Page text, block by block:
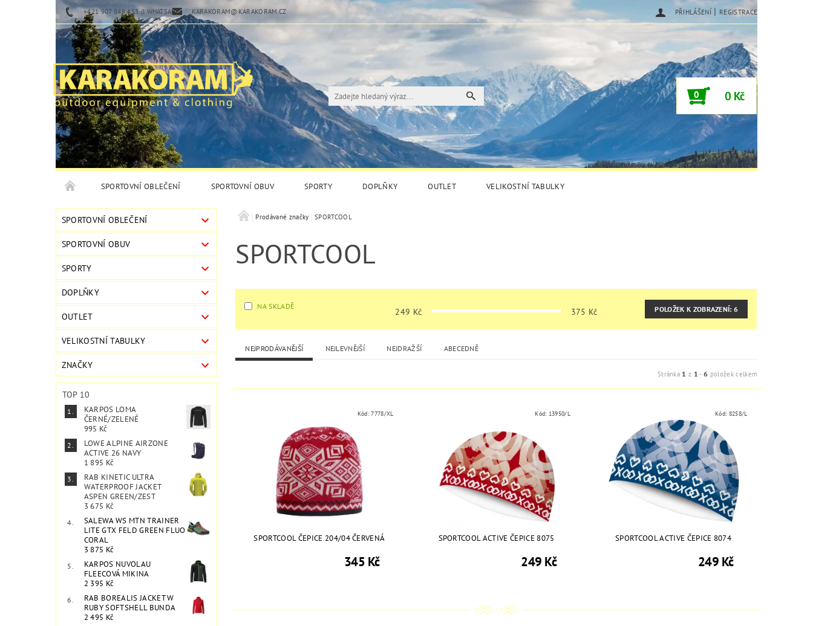
+421 907 849 453 (I WHATSAPP) KARAKORAM@KARAKORAM.CZ PŘIHLÁŠENÍ | REGISTRACE
0 0 Kč
SPORTOVNÍ OBLEČENÍ SPORTOVNÍ OBUV SPORTY DOPLŇKY OUTLET VELIKOSTNÍ TABULKY
SPORTOVNÍ OBLEČENÍ
SPORTOVNÍ OBUV
SPORTY
DOPLŇKY
OUTLET
VELIKOSTNÍ TABULKY
ZNAČKY
TOP 10
KARPOS LOMA
ČERNÉ/ZELENÉ
995 Kč
LOWE ALPINE AIRZONE
ACTIVE 26 NAVY
1 895 Kč
RAB KINETIC ULTRA
WATERPROOF JACKET
ASPEN GREEN/ZEST
3 675 Kč
SALEWA WS MTN TRAINER
LITE GTX FELD GREEN FLUO
CORAL
3 875 Kč
KARPOS NUVOLAU
FLEECOVÁ MIKINA
2 395 Kč
RAB BOREALIS JACKET W
RUBY SOFTSHELL BUNDA
2 495 Kč
Prodávané značky SPORTCOOL
SPORTCOOL
NA SKLADĚ
249 Kč 375 Kč POLOŽEK K ZOBRAZENÍ:6
NEJPRODÁVANĚJŠÍ NEJLEVNĚJŠÍ NEJDRAŽŠÍ ABECEDNĚ
Stránka 1 z 1 -6 položek celkem
Kód:7778/XL
SPORTCOOL ČEPICE 204/04 ČERVENÁ
345 Kč
Kód: 13950/L
SPORTCOOL ACTIVE ČEPICE 8075
249 Kč
Kód: 8258/L
SPORTCOOL ACTIVE ČEPICE 8074
249 Kč